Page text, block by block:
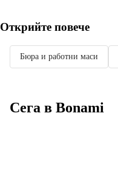
Открийте повече
Бюра и работни маси
Сега в Bonami